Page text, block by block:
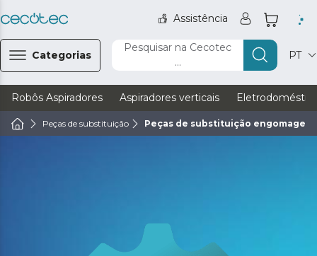
Assistência
Categorias
Pesquisar na Cecotec
...
PT
Robôs Aspiradores Aspiradores verticais
Peças de substituição Peças de substituição engomagem